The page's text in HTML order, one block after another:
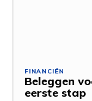
FINANCIËN
Beleggen
eerste stap